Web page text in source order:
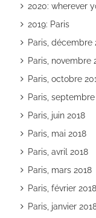
2020: wherever
2019: Paris
Paris, décembre
Paris, novembre
Paris, octobre
Paris, septembre
Paris, juin 2018
Paris, mai 2018
Paris, avril 2018
Paris, mars 2018
Paris, février 2018
Paris, janvier